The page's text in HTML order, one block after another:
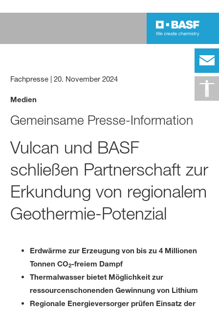
Fachpresse |20. November 2024
Medien
Gemeinsame Presse-Information
Vulcan und BASF
schließen Partnerschaft zur
Erkundung von regionalem
Geothermie-Potenzial
Erdwärme zur Erzeugung von bis zu 4 Millionen
Tonnen CO2-freiem Dampf
Thermalwasser bietet Möglichkeit zur
ressourcenschonenden Gewinnung von Lithium
Regionale Energieversorger prüfen Einsatz der